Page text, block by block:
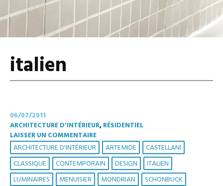
italien
06/07/2011
ARCHITECTURE D'INTÉRIEUR,RÉSIDENTIEL
LAISSER UN COMMENTAIRE
ARCHITECTURE D'INTÉRIEUR ARTEMIDE
CASTELLANI
CLASSIQUE
CONTEMPORAIN DESIGN
ITALIEN
LUMINAIRES
MENUISIER MONDRIAN SCHONBUCK